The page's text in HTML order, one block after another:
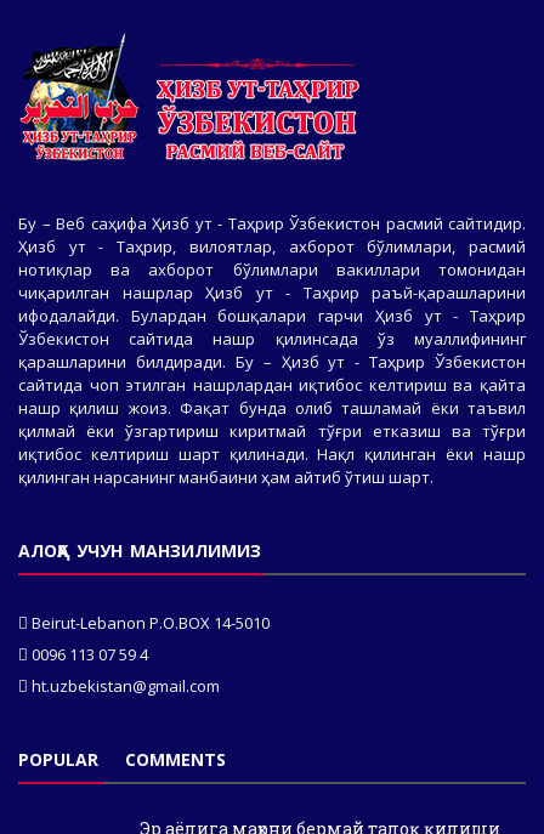
Бу – Веб саҳифа Ҳизб ут - Таҳрир Ўзбекистон расмий сайтидир.
Ҳизб ут - Таҳрир, вилоятлар, ахборот бўлимлари, расмий
нотиқлар ва ахборот бўлимлари вакиллари томонидан
чиқарилган нашрлар Ҳизб ут - Таҳрир раъй-қарашларини
ифодалайди. Булардан бошқалари гарчи Ҳизб ут - Таҳрир
Ўзбекистон сайтида нашр қилинсада ўз муаллифининг
қарашларини билдиради. Бу – Ҳизб ут - Таҳрир Ўзбекистон
сайтида чоп этилган нашрлардан иқтибос келтириш ва қайта
нашр қилиш жоиз. Фақат бунда олиб ташламай ёки таъвил
қилмай ёки ўзгартириш киритмай тўғри етказиш ва тўғри
иқтибос келтириш шарт қилинади. Нақл қилинган ёки нашр
қилинган нарсанинг манбаини ҳам айтиб ўтиш шарт.
АЛОҚА УЧУН МАНЗИЛИМИЗ
Beirut-Lebanon P.O.BOX 14-5010
0096 113 07 59 4
ht.uzbekistan@gmail.com
POPULAR COMMENTS
Эр аёлига маҳрни бермай талоқ қилиши